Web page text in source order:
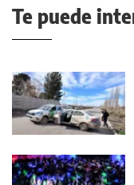
Te puede